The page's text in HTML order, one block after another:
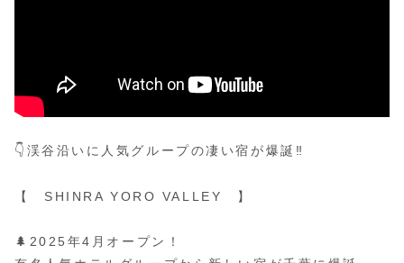
👇渓谷沿いに人気グループの凄い宿が爆誕‼️
【 SHINRA YORO VALLEY 】
🌲2025年4月オープン！